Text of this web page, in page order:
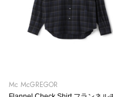
Mc McGREGOR